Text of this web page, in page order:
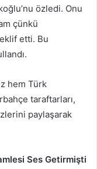
özledi. Onu
çünkü
etti. Bu
hem Türk
taraftarları,
paylaşarak
Ses Getirmişti